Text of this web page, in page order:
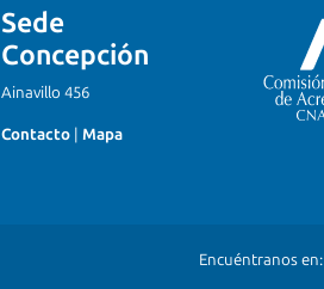
Sede
Concepción
Ainavillo 456
Contacto Mapa
Encuéntranos en: